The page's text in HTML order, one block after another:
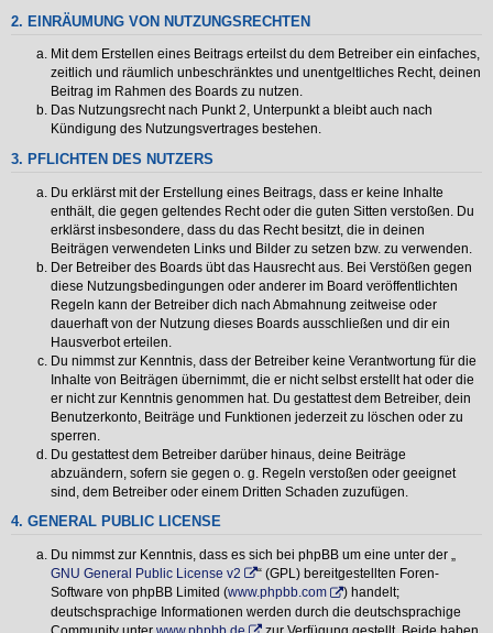
2. EINRÄUMUNG VON NUTZUNGSRECHTEN
Mit dem Erstellen eines Beitrags erteilst du dem Betreiber ein einfaches,
zeitlich und räumlich unbeschränktes und unentgeltliches Recht, deinen
Beitrag im Rahmen des Boards zu nutzen.
Das Nutzungsrecht nach Punkt 2, Unterpunkt a bleibt auch nach
Kündigung des Nutzungsvertrages bestehen.
3. PFLICHTEN DES NUTZERS
Du erklärst mit der Erstellung eines Beitrags, dass er keine Inhalte
enthält, die gegen geltendes Recht oder die guten Sitten verstoßen. Du
erklärst insbesondere, dass du das Recht besitzt, die in deinen
Beiträgen verwendeten Links und Bilder zu setzen bzw. zu verwenden.
Der Betreiber des Boards übt das Hausrecht aus. Bei Verstößen gegen
diese Nutzungsbedingungen oder anderer im Board veröffentlichten
Regeln kann der Betreiber dich nach Abmahnung zeitweise oder
dauerhaft von der Nutzung dieses Boards ausschließen und dir ein
Hausverbot erteilen.
Du nimmst zur Kenntnis, dass der Betreiber keine Verantwortung für die
Inhalte von Beiträgen übernimmt, die er nicht selbst erstellt hat oder die
er nicht zur Kenntnis genommen hat. Du gestattest dem Betreiber, dein
Benutzerkonto, Beiträge und Funktionen jederzeit zu löschen oder zu
sperren.
Du gestattest dem Betreiber darüber hinaus, deine Beiträge
abzuändern, sofern sie gegen o. g. Regeln verstoßen oder geeignet
sind, dem Betreiber oder einem Dritten Schaden zuzufügen.
4. GENERAL PUBLIC LICENSE
Du nimmst zur Kenntnis, dass es sich bei phpBB um eine unter der „
GNU General Public License v2
“ (GPL) bereitgestellten Foren-
Software von phpBB Limited (www.phpbb.com
) handelt;
deutschsprachige Informationen werden durch die deutschsprachige